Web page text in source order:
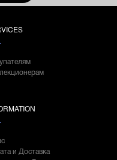
и Доставка